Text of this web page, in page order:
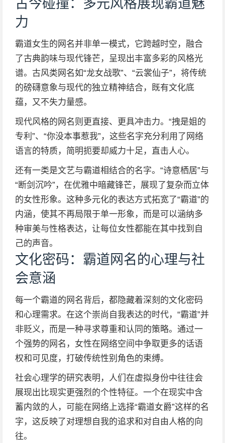
古今碰撞：多元风格展现霸道魅
力
霸道女生的网名并非单一模式，它跨越时空，融合
了古典韵味与现代锋芒，呈现出丰富多彩的风格光
谱。古风类网名如“龙女战歌”、“云裳仙子”，将传统
的磅礴意象与现代的独立精神结合，既有文化底
蕴，又不失力量感。
现代风格的网名则更直接、更具冲击力。“拽是姐的
专利”、“你没本事惹我”，这些名字充分利用了网络
语言的特质，简明扼要却威力十足，直击人心。
还有一类是文艺与霸道相结合的名字。“诗意栖居”与
“断剑沉吟”，在优雅中暗藏锋芒，展现了复杂而立体
的女性形象。这种多元化的表达方式拓宽了“霸道”的
内涵，使其不再局限于单一形象，而是可以涵纳多
种审美与性格表达，让每位女性都能在其中找到自
己的声音。
文化密码：霸道网名的心理与社
会意涵
每一个霸道的网名背后，都隐藏着深刻的文化密码
和心理需求。在这个崇尚自我表达的时代，“霸道”并
非贬义，而是一种寻求尊重和认同的策略。通过一
个强势的网名，女性在网络空间中争取更多的话语
权和可见度，打破传统性别角色的束缚。
社会心理学的研究表明，人们在虚拟身份中往往会
展现出比现实更强烈的个性特征。一个在现实中含
蓄内敛的人，可能在网络上选择“霸道女爵”这样的名
字，这反映了对理想自我的追求和对自由人格的向
往。